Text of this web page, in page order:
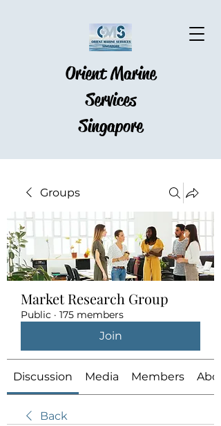
Orient Marine
Services
Singapore
Groups
Market Research Group
Public · 175 members
Join
Discussion Media Members
Back